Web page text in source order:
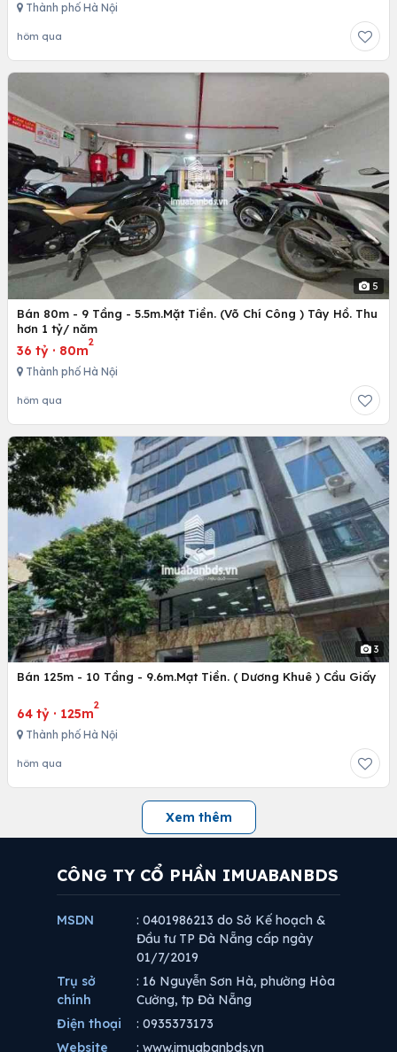
Thành phố Hà Nội
hôm qua
5
Bán 80m - 9 Tầng - 5.5m.Mặt Tiền. (Võ Chí Công ) Tây Hồ. Thu
hơn 1 tỷ/ năm
36 tỷ · 80m
2
Thành phố Hà Nội
hôm qua
3
Bán 125m - 10 Tầng - 9.6m.Mạt Tiền. ( Dương Khuê ) Cầu Giấy
64 tỷ · 125m
2
Thành phố Hà Nội
hôm qua
Xem thêm
CÔNG TY CỔ PHẦN IMUABANBDS
MSDN
: 0401986213 do Sở Kế hoạch &
Đầu tư TP Đà Nẵng cấp ngày
01/7/2019
Trụ sở
chính
: 16 Nguyễn Sơn Hà, phường Hòa
Cường, tp Đà Nẵng
Điện thoại
: 0935373173
Website
: www.imuabanbds.vn